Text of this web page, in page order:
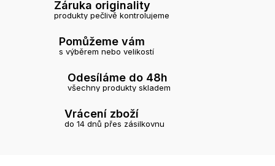
Záruka originality
produkty pečlivě kontrolujeme
Pomůžeme vám
s výběrem nebo velikostí
Odesíláme do 48h
všechny produkty skladem
Vrácení zboží
do 14 dnů přes zásilkovnu